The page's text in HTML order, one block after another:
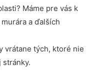
Máme pre vás k
a ďalších
vrátane tých, ktoré nie
stránky.